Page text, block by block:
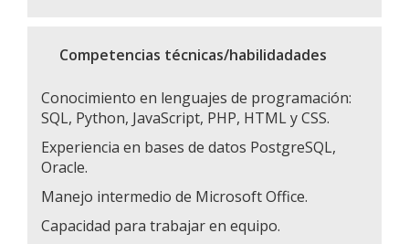
Competencias técnicas/habilidadades
Conocimiento en lenguajes de programación:
SQL, Python, JavaScript, PHP, HTML y CSS.
Experiencia en bases de datos PostgreSQL,
Oracle.
Manejo intermedio de Microsoft Office.
Capacidad para trabajar en equipo.